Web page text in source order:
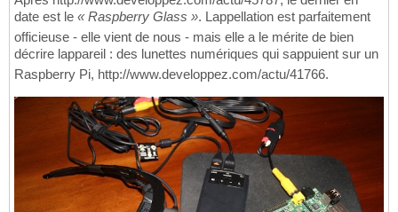
date est le « Raspberry Glass ». Lappellation est parfaitement
officieuse - elle vient de nous - mais elle a le mérite de bien
décrire lappareil : des lunettes numériques qui sappuient sur un
Raspberry Pi, http://www.developpez.com/actu/41766.